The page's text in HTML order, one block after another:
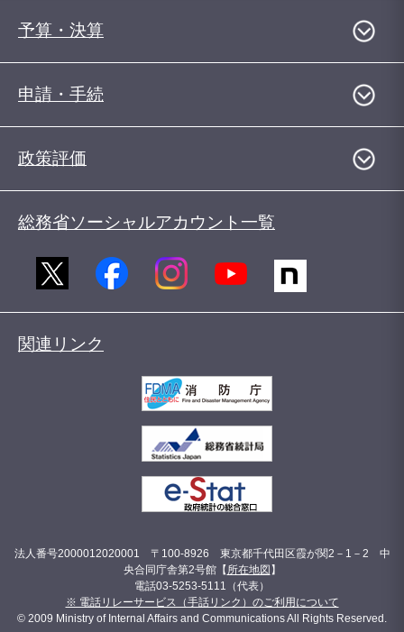
予算・決算
申請・手続
政策評価
総務省ソーシャルアカウント一覧
関連リンク
法人番号2000012020001 〒100-8926 東京都千代田区霞が関2－1－2 中
央合同庁舎第2号館【 所在地図 】
電話03-5253-5111（代表）
※ 電話リレーサービス（手話リンク）のご利用について
© 2009 Ministry of Internal Affairs and Communications All Rights Reserved.